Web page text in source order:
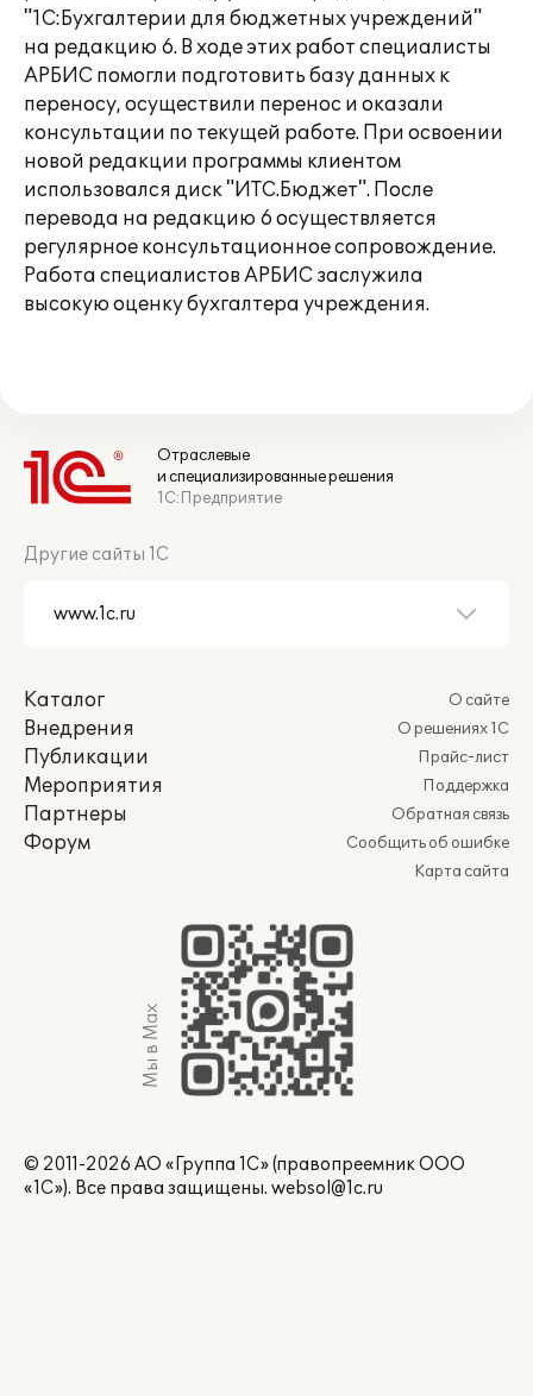
"1С:Бухгалтерии для бюджетных учреждений"
на редакцию 6. В ходе этих работ специалисты
АРБИС помогли подготовить базу данных к
переносу, осуществили перенос и оказали
консультации по текущей работе. При освоении
новой редакции программы клиентом
использовался диск "ИТС.Бюджет". После
перевода на редакцию 6 осуществляется
регулярное консультационное сопровождение.
Работа специалистов АРБИС заслужила
высокую оценку бухгалтера учреждения.
Отраслевые
и специализированные решения
1С:Предприятие
Другие сайты 1С
Каталог
Внедрения
Публикации
Мероприятия
Партнеры
Форум
О сайте
О решениях 1С
Прайс-лист
Поддержка
Обратная связь
Сообщить об ошибке
Карта сайта
Мы в Max
© 2011-2026 АО «Группа 1С» (правопреемник ООО
«1С»). Все права защищены. websol@1c.ru